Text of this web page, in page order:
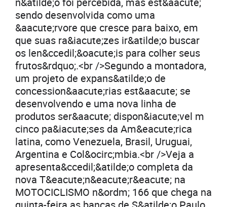
sendo desenvolvida como uma
&aacute;rvore que cresce para baixo, em
que suas ra&iacute;zes ir&atilde;o buscar
os len&ccedil;&oacute;is para colher seus
frutos&rdquo;.<br />Segundo a montadora,
um projeto de expans&atilde;o de
concession&aacute;rias est&aacute; se
desenvolvendo e uma nova linha de
produtos ser&aacute; dispon&iacute;vel m
cinco pa&iacute;ses da Am&eacute;rica
latina, como Venezuela, Brasil, Uruguai,
Argentina e Col&ocirc;mbia.<br />Veja a
apresenta&ccedil;&atilde;o completa da
nova T&eacute;n&eacute;r&eacute; na
MOTOCICLISMO n&ordm; 166 que chega na